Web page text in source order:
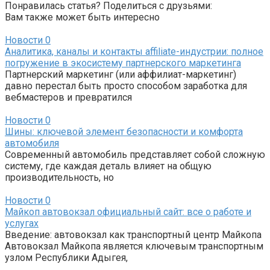
Понравилась статья? Поделиться с друзьями:
Вам также может быть интересно
Новости 0
Аналитика, каналы и контакты affiliate-индустрии: полное
погружение в экосистему партнерского маркетинга
Партнерский маркетинг (или аффилиат-маркетинг)
давно перестал быть просто способом заработка для
вебмастеров и превратился
Новости 0
Шины: ключевой элемент безопасности и комфорта
автомобиля
Современный автомобиль представляет собой сложную
систему, где каждая деталь влияет на общую
производительность, но
Новости 0
Майкоп автовокзал официальный сайт: все о работе и
услугах
Введение: автовокзал как транспортный центр Майкопа
Автовокзал Майкопа является ключевым транспортным
узлом Республики Адыгея,